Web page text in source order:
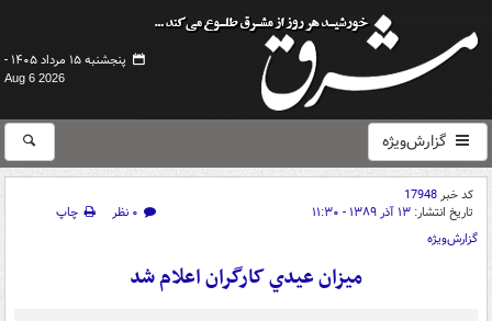
پنجشنبه ۱۵ مرداد ۱۴۰۵ -
Aug 6 2026
گزارش‌ویژه
کد خبر17948
تاریخ انتشار: ۱۳ آذر ۱۳۸۹ - ۱۱:۳۰ ۰ نظر
چاپ
گزارش‌ویژه
ميزان عيدي کارگران اعلام شد